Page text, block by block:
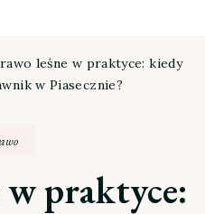
leśne w praktyce: kiedy
w Piasecznie?
w praktyce: